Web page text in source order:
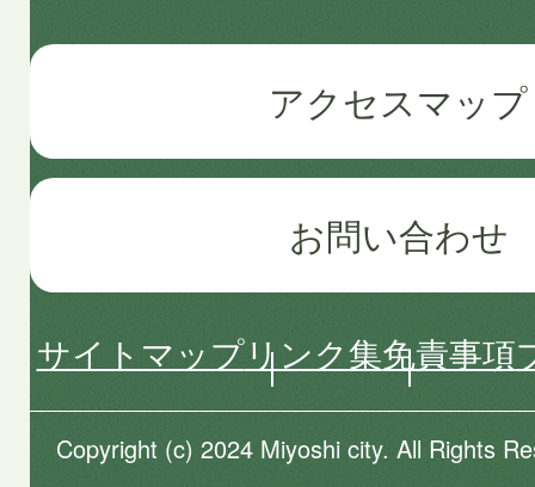
アクセスマップ
お問い合わせ
サイトマップリンク集免責事項
Copyright (c) 2024 Miyoshi city. All Rights